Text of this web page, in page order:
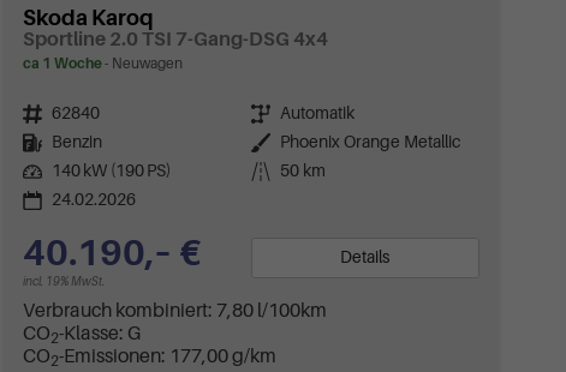
Skoda Karoq
Sportline 2.0 TSI 7-Gang-DSG 4x4
ca 1 Woche Neuwagen
Fahrzeugnr. 62840 Getriebe Automatik
Kraftstoff
Benzin Außenfarbe
Phoenix Orange Metallic
Leistung
140 kW (190 PS) Kilometerstand
50 km
24.02.2026
40.190,– €
incl. 19% MwSt.
Details
Verbrauch kombiniert: 7,80 l/100km
CO2-Klasse: G
CO2-Emissionen: 177,00 g/km